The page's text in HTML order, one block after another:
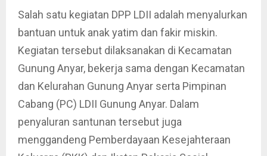
Salah satu kegiatan DPP LDII adalah menyalurkan
bantuan untuk anak yatim dan fakir miskin.
Kegiatan tersebut dilaksanakan di Kecamatan
Gunung Anyar, bekerja sama dengan Kecamatan
dan Kelurahan Gunung Anyar serta Pimpinan
Cabang (PC) LDII Gunung Anyar. Dalam
penyaluran santunan tersebut juga
menggandeng Pemberdayaan Kesejahteraan